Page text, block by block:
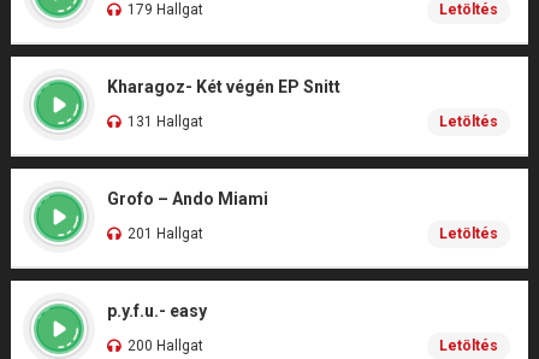
179 Hallgat Letöltés
Kharagoz- Két végén EP Snitt
131 Hallgat Letöltés
Grofo – Ando Miami
201 Hallgat Letöltés
p.y.f.u.- easy
200 Hallgat Letöltés